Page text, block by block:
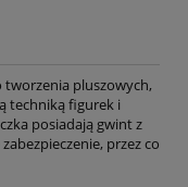
tworzenia pluszowych,
techniką figurek i
posiadają gwint z
przez co